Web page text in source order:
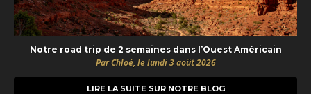
Notre road trip de 2 semaines dans l’Ouest Américain
Par Chloé, le lundi 3 août 2026
LIRE LA SUITE SUR NOTRE BLOG